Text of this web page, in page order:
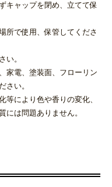
キャップを閉め、立てて保
所で使用、保管してくださ
い。
家電、塗装面、フローリン
さい。
により色や香りの変化、
には問題ありません。